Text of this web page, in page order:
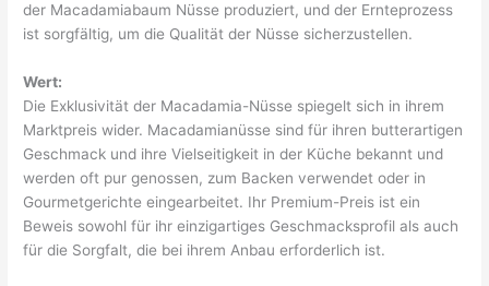
der Macadamiabaum Nüsse produziert, und der Ernteprozess
ist sorgfältig, um die Qualität der Nüsse sicherzustellen.
Wert:
Die Exklusivität der Macadamia-Nüsse spiegelt sich in ihrem
Marktpreis wider. Macadamianüsse sind für ihren butterartigen
Geschmack und ihre Vielseitigkeit in der Küche bekannt und
werden oft pur genossen, zum Backen verwendet oder in
Gourmetgerichte eingearbeitet. Ihr Premium-Preis ist ein
Beweis sowohl für ihr einzigartiges Geschmacksprofil als auch
für die Sorgfalt, die bei ihrem Anbau erforderlich ist.